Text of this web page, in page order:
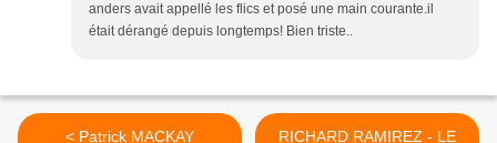
anders avait appellé les flics et posé une main courante.il
était dérangé depuis longtemps! Bien triste..
< Patrick MACKAY
RICHARD RAMIREZ - LE